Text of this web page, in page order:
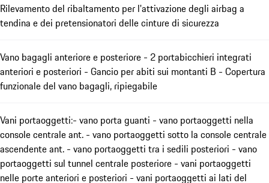
Rilevamento del ribaltamento per l'attivazione degli airbag a
tendina e dei pretensionatori delle cinture di sicurezza
Vano bagagli anteriore e posteriore - 2 portabicchieri integrati
anteriori e posteriori - Gancio per abiti sui montanti B - Copertura
funzionale del vano bagagli, ripiegabile
Vani portaoggetti:- vano porta guanti - vano portaoggetti nella
console centrale ant. - vano portaoggetti sotto la console centrale
ascendente ant. - vano portaoggetti tra i sedili posteriori - vano
portaoggetti sul tunnel centrale posteriore - vani portaoggetti
nelle porte anteriori e posteriori - vani portaoggetti ai lati del